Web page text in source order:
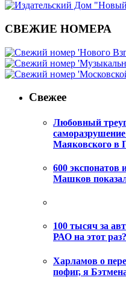
СВЕЖИЕ НОМЕРА
Свежее
Любовный
Маяковского в
600 экспонатов
Машков
100 тысяч за
РАО на этот раз?
Харламов о
пофиг, я